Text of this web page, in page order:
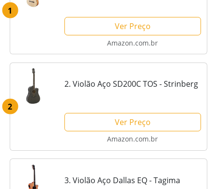
1
Ver Preço
Amazon.com.br
2
2. Violão Aço SD200C TOS - Strinberg
Ver Preço
Amazon.com.br
3. Violão Aço Dallas EQ - Tagima